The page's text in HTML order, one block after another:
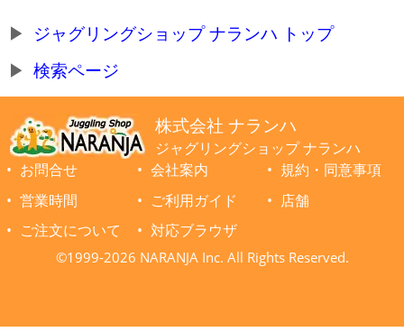
ジャグリングショップ ナランハ トップ
検索ページ
株式会社 ナランハ
ジャグリングショップ ナランハ
お問合せ
会社案内
規約・同意事項
営業時間
ご利用ガイド
店舗
ご注文について
対応ブラウザ
©1999-2026 NARANJA Inc. All Rights Reserved.